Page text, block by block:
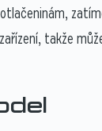
takže